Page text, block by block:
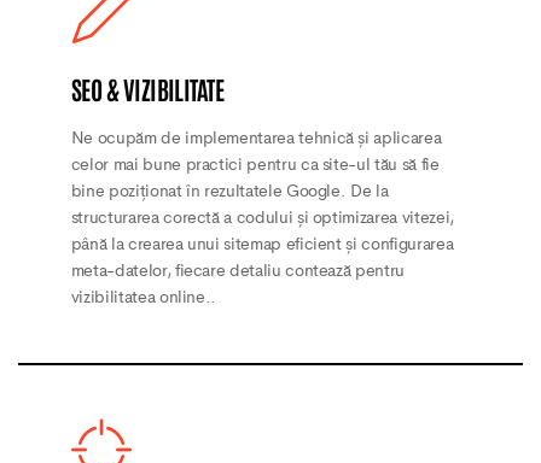
SEO & VIZIBILITATE
Ne ocupăm de implementarea tehnică și aplicarea
celor mai bune practici pentru ca site-ul tău să fie
bine poziționat în rezultatele Google. De la
structurarea corectă a codului și optimizarea vitezei,
până la crearea unui sitemap eficient și configurarea
meta-datelor, fiecare detaliu contează pentru
vizibilitatea online..